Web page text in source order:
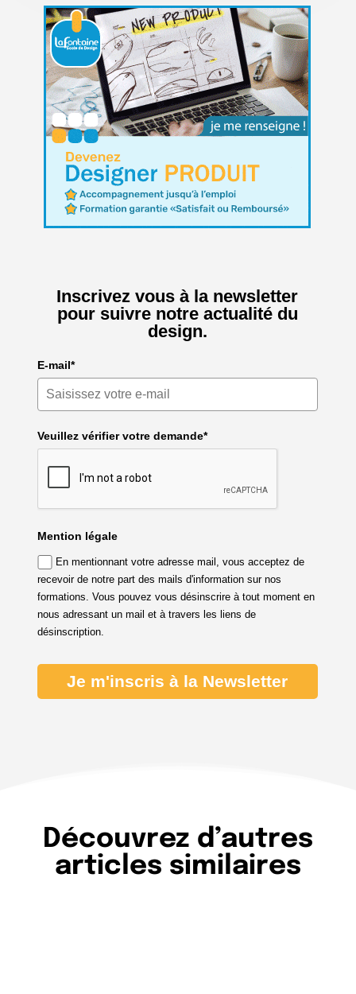
Inscrivez vous à la newsletter
pour suivre notre actualité du
design.
E-mail*
Veuillez vérifier votre demande*
Mention légale
En mentionnant votre adresse mail, vous acceptez de
recevoir de notre part des mails d'information sur nos
formations. Vous pouvez vous désinscrire à tout moment en
nous adressant un mail et à travers les liens de
désinscription.
Je m'inscris à la Newsletter
Découvrez d’autres
articles similaires